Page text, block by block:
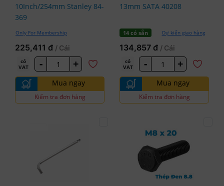
10Inch/254mm Stanley 84-
369
Only For Membership
225,411 đ / Cái
có
VAT
- +
Mua ngay
Kiểm tra đơn hàng
13mm SATA 40208
14 có sẵn Dự kiến giao hàng
134,857 đ / Cái
có
VAT
- +
Mua ngay
Kiểm tra đơn hàng